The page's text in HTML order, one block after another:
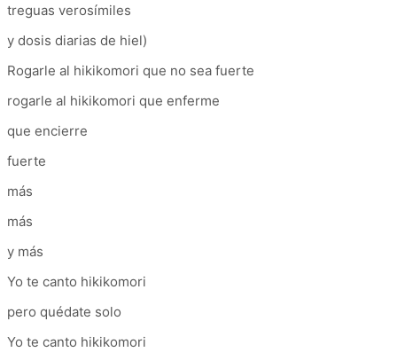
treguas verosímiles
y dosis diarias de hiel)
Rogarle al hikikomori que no sea fuerte
rogarle al hikikomori que enferme
que encierre
fuerte
más
más
y más
Yo te canto hikikomori
pero quédate solo
Yo te canto hikikomori